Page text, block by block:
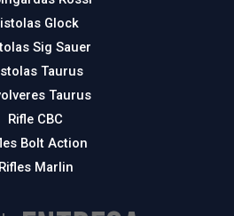
Glock
Sig Sauer
Taurus
Taurus
Rifle CBC
Bolt Action
Rifles Marlin